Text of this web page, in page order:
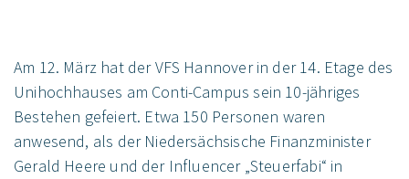
Am 12. März hat der VFS Hannover in der 14. Etage des
Unihochhauses am Conti-Campus sein 10-jähriges
Bestehen gefeiert. Etwa 150 Personen waren
anwesend, als der Niedersächsische Finanzminister
Gerald Heere und der Influencer „Steuerfabi“ in